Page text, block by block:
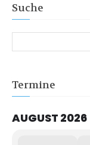
Suche
Termine
AUGUST 2026